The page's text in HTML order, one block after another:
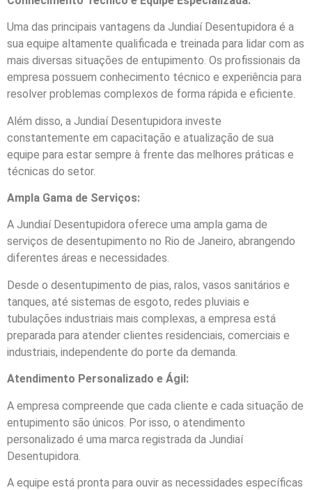
Uma das principais vantagens da Jundiaí Desentupidora é a
sua equipe altamente qualificada e treinada para lidar com as
mais diversas situações de entupimento. Os profissionais da
empresa possuem conhecimento técnico e experiência para
resolver problemas complexos de forma rápida e eficiente.
Além disso, a Jundiaí Desentupidora investe
constantemente em capacitação e atualização de sua
equipe para estar sempre à frente das melhores práticas e
técnicas do setor.
Ampla Gama de Serviços:
A Jundiaí Desentupidora oferece uma ampla gama de
serviços de desentupimento no Rio de Janeiro, abrangendo
diferentes áreas e necessidades.
Desde o desentupimento de pias, ralos, vasos sanitários e
tanques, até sistemas de esgoto, redes pluviais e
tubulações industriais mais complexas, a empresa está
preparada para atender clientes residenciais, comerciais e
industriais, independente do porte da demanda.
Atendimento Personalizado e Ágil:
A empresa compreende que cada cliente e cada situação de
entupimento são únicos. Por isso, o atendimento
personalizado é uma marca registrada da Jundiaí
Desentupidora.
A equipe está pronta para ouvir as necessidades específicas